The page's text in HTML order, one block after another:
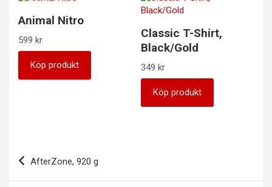
Animal Nitro
599 kr
Köp produkt
Classic T-Shirt,
Black/Gold
349 kr
Köp produkt
Inläggsnavigering
AfterZone, 920 g